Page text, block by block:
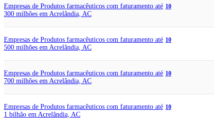
Empresas de Produtos farmacêuticos com faturamento até
300 milhões em Acrelândia, AC
10
Empresas de Produtos farmacêuticos com faturamento até
500 milhões em Acrelândia, AC
10
Empresas de Produtos farmacêuticos com faturamento até
700 milhões em Acrelândia, AC
10
Empresas de Produtos farmacêuticos com faturamento até
1 bilhão em Acrelândia, AC
10